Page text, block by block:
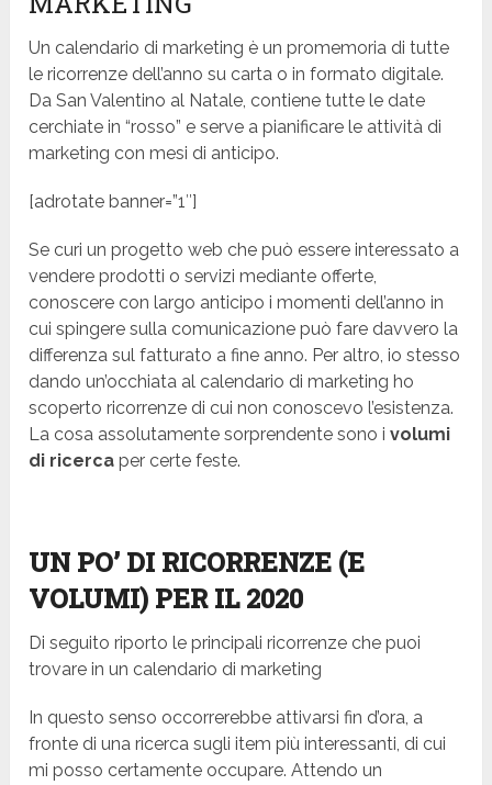
Un calendario di marketing è un promemoria di tutte
le ricorrenze dell’anno su carta o in formato digitale.
Da San Valentino al Natale, contiene tutte le date
cerchiate in “rosso” e serve a pianificare le attività di
marketing con mesi di anticipo.
[adrotate banner=”1″]
Se curi un progetto web che può essere interessato a
vendere prodotti o servizi mediante offerte,
conoscere con largo anticipo i momenti dell’anno in
cui spingere sulla comunicazione può fare davvero la
differenza sul fatturato a fine anno. Per altro, io stesso
dando un’occhiata al calendario di marketing ho
scoperto ricorrenze di cui non conoscevo l’esistenza.
La cosa assolutamente sorprendente sono ivolumi
di ricerca per certe feste.
UN PO’ DI RICORRENZE (E
VOLUMI) PER IL 2020
Di seguito riporto le principali ricorrenze che puoi
trovare in un calendario di marketing
In questo senso occorrerebbe attivarsi fin d’ora, a
fronte di una ricerca sugli item più interessanti, di cui
mi posso certamente occupare. Attendo un